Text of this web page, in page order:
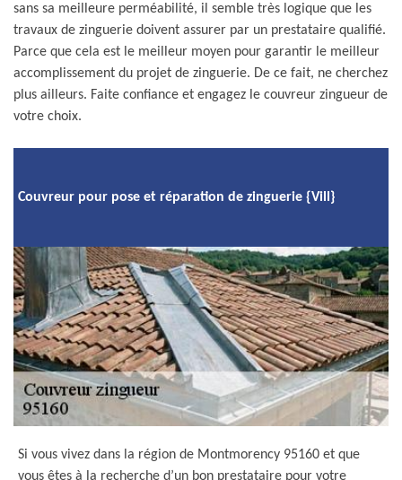
sans sa meilleure perméabilité, il semble très logique que les
travaux de zinguerie doivent assurer par un prestataire qualifié.
Parce que cela est le meilleur moyen pour garantir le meilleur
accomplissement du projet de zinguerie. De ce fait, ne cherchez
plus ailleurs. Faite confiance et engagez le couvreur zingueur de
votre choix.
Couvreur pour pose et réparation de zinguerie {Vill}
Si vous vivez dans la région de Montmorency 95160 et que
vous êtes à la recherche d’un bon prestataire pour votre